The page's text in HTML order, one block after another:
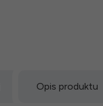
Opis produktu